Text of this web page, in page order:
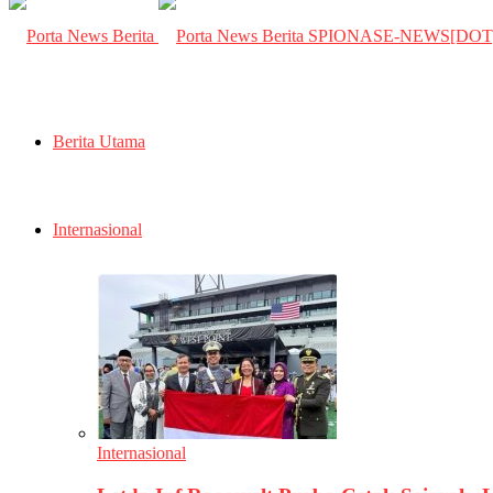
SPIONASE-
Berita Utama
Internasional
Internasional